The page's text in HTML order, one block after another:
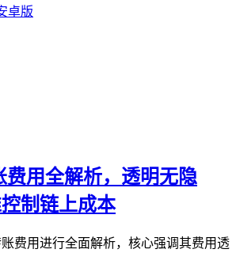
卓版
费用全解析，透明无隐
制链上成本
费用进行全面解析，核心强调其费用透